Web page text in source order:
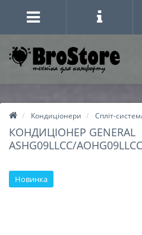
Кондиціонери Спліт-
КОНДИЦІОНЕР GENERAL
ASHG09LLCC/
Новинка